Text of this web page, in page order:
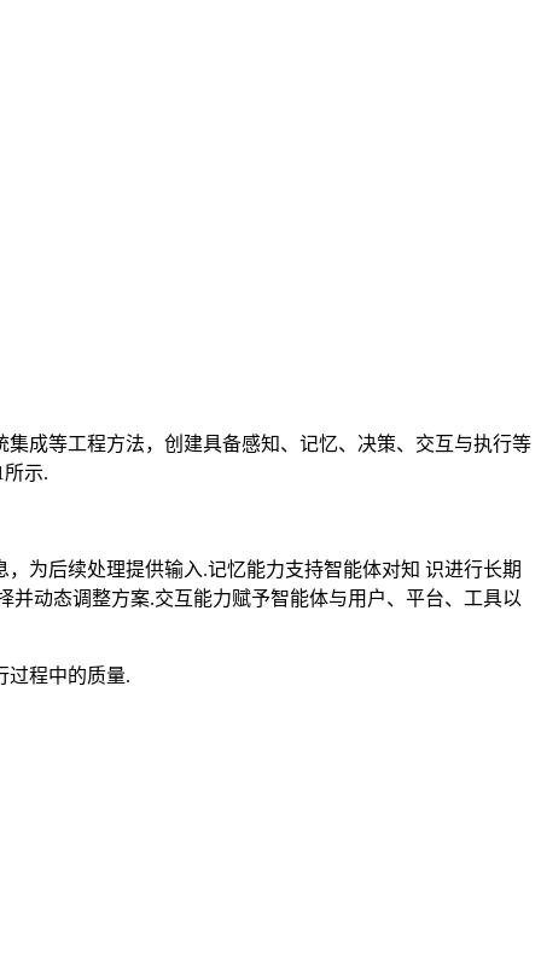
成等工程方法，创建具备感知、记忆、决策、交互与执行等
示.
为后续处理提供输入.记忆能力支持智能体对知 识进行长期
动态调整方案.交互能力赋予智能体与用户、平台、工具以
过程中的质量.